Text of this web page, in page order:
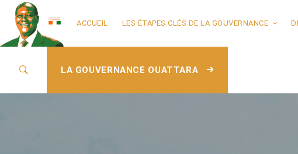
ACCUEIL LES ÉTAPES CLÉS DE LA GOUVERNANCE
LA GOUVERNANCE OUATTARA